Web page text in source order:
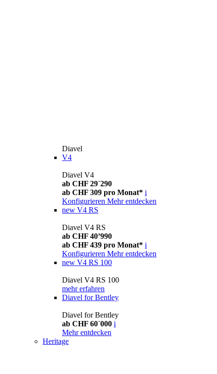
Diavel
V4
Diavel V4
ab CHF 29´290
ab CHF 309 pro Monat* i
Konfigurieren Mehr entdecken
new V4 RS
Diavel V4 RS
ab CHF 40’990
ab CHF 439 pro Monat* i
Konfigurieren Mehr entdecken
new V4 RS 100
Diavel V4 RS 100
mehr erfahren
Diavel for Bentley
Diavel for Bentley
ab CHF 60´000 i
Mehr entdecken
Heritage